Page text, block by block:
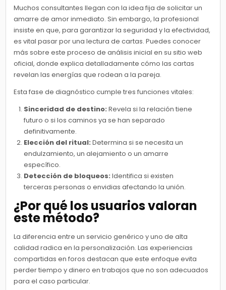
Muchos consultantes llegan con la idea fija de solicitar un
amarre de amor inmediato. Sin embargo, la profesional
insiste en que, para garantizar la seguridad y la efectividad,
es vital pasar por una lectura de cartas. Puedes conocer
más sobre este proceso de análisis inicial en su sitio web
oficial, donde explica detalladamente cómo las cartas
revelan las energías que rodean a la pareja.
Esta fase de diagnóstico cumple tres funciones vitales:
Sinceridad de destino: Revela si la relación tiene
futuro o si los caminos ya se han separado
definitivamente.
Elección del ritual: Determina si se necesita un
endulzamiento, un alejamiento o un amarre
específico.
Detección de bloqueos: Identifica si existen
terceras personas o envidias afectando la unión.
¿Por qué los usuarios valoran
este método?
La diferencia entre un servicio genérico y uno de alta
calidad radica en la personalización. Las experiencias
compartidas en foros destacan que este enfoque evita
perder tiempo y dinero en trabajos que no son adecuados
para el caso particular.